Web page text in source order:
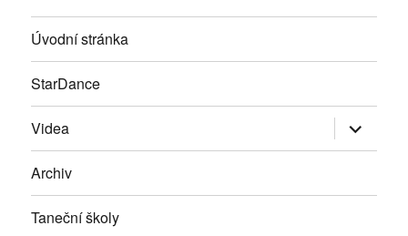
Úvodní stránka
StarDance
Videa Zobrazit
položky
Archiv
Taneční školy